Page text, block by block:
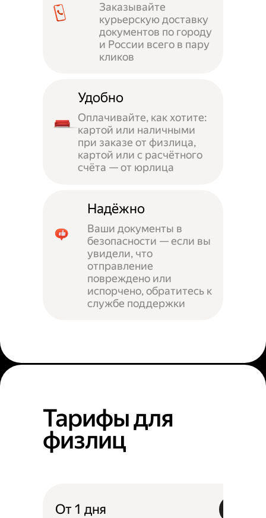
Заказывайте
курьерскую доставку
документов по городу
и России всего в пару
кликов
Удобно
Оплачивайте, как хотите:
картой или наличными
при заказе от физлица,
картой или с расчётного
счёта — от юрлица
Надёжно
Ваши документы в
безопасности — если вы
увидели, что
отправление
повреждено или
испорчено, обратитесь к
службе поддержки
Тарифы для
физлиц
От 1 дня